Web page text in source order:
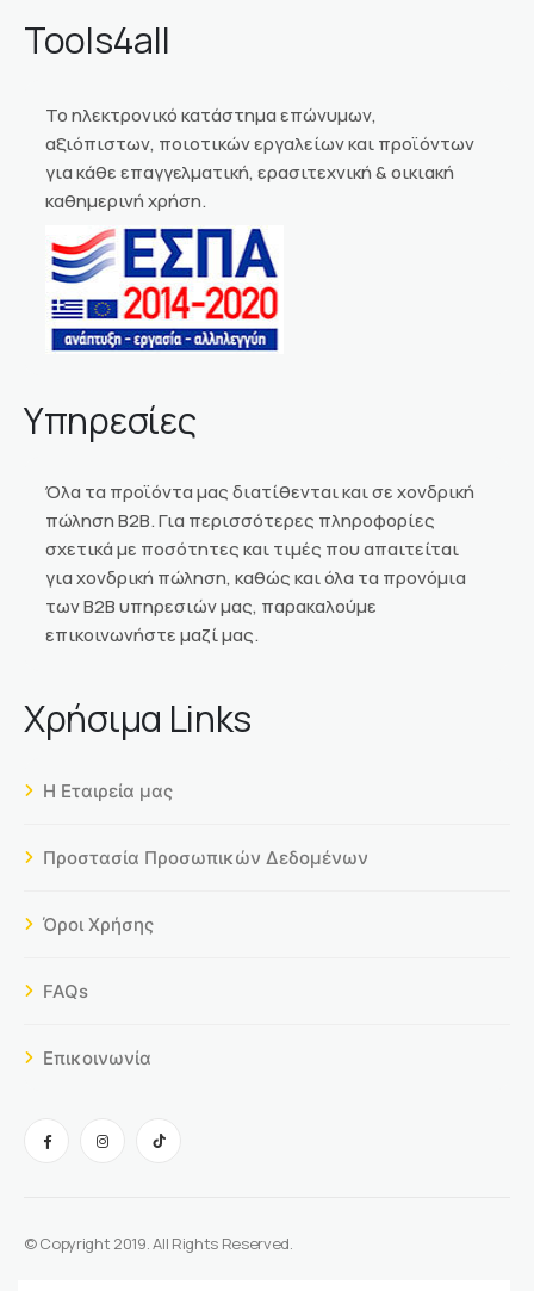
Tools4all
Το ηλεκτρονικό κατάστημα επώνυμων,
αξιόπιστων, ποιοτικών εργαλείων και προϊόντων
για κάθε επαγγελματική, ερασιτεχνική & οικιακή
καθημερινή χρήση.
Υπηρεσίες
Όλα τα προϊόντα μας διατίθενται και σε χονδρική
πώληση Β2Β. Για περισσότερες πληροφορίες
σχετικά με ποσότητες και τιμές που απαιτείται
για χονδρική πώληση, καθώς και όλα τα προνόμια
των Β2Β υπηρεσιών μας, παρακαλούμε
επικοινωνήστε μαζί μας.
Χρήσιμα Links
Η Εταιρεία μας
Προστασία Προσωπικών Δεδομένων
Όροι Χρήσης
FAQs
Επικοινωνία
© Copyright 2019. All Rights Reserved.